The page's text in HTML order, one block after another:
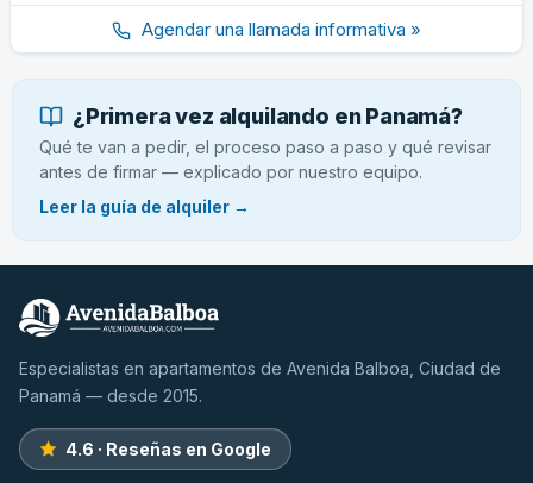
Agendar una llamada informativa »
¿Primera vez alquilando en Panamá?
Qué te van a pedir, el proceso paso a paso y qué revisar
antes de firmar — explicado por nuestro equipo.
Leer la guía de alquiler →
Especialistas en apartamentos de Avenida Balboa, Ciudad de
Panamá — desde 2015.
4.6 · Reseñas en Google